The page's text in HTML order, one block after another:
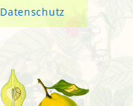
Datenschutz